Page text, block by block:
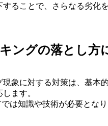
することで、さらなる劣化
ングの落とし方
現象に対する対策は、基本
ます。
は知識や技術が必要とな